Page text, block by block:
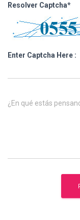
Resolver Captcha*
Enter Captcha Here :
¿En qué estás